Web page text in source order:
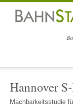
Navigation überspringen
Projekte
Hannover
Machbarkeitsstudie